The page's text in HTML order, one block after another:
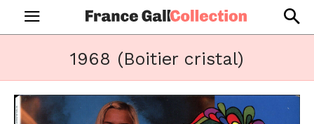
1968 (Boitier cristal)